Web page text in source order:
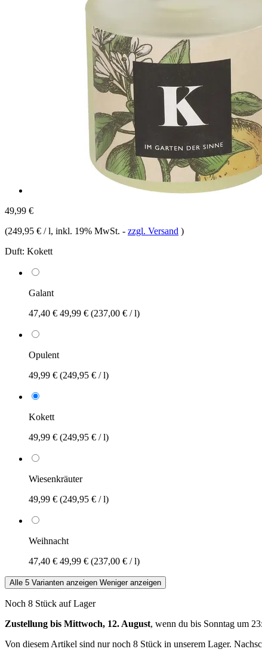
49,99 €
(249,95 € / l, inkl. 19% MwSt. - zzgl. Versand )
Duft: Kokett
Galant
47,40 € 49,99 € (237,00 € / l)
Opulent
49,99 € (249,95 € / l)
Kokett
49,99 € (249,95 € / l)
Wiesenkräuter
49,99 € (249,95 € / l)
Weihnacht
47,40 € 49,99 € (237,00 € / l)
Alle 5 Varianten anzeigen Weniger anzeigen
Noch 8 Stück auf Lager
Zustellung bis Mittwoch, 12. August, wenn du bis Sonntag um
Von diesem Artikel sind nur noch 8 Stück in unserem Lager.